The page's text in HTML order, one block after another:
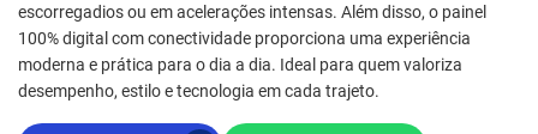
escorregadios ou em acelerações intensas. Além disso, o painel
100% digital com conectividade proporciona uma experiência
moderna e prática para o dia a dia. Ideal para quem valoriza
desempenho, estilo e tecnologia em cada trajeto.